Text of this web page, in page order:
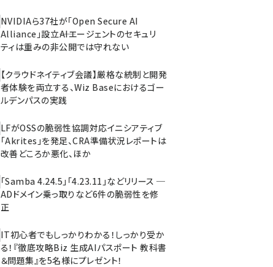
NVIDIAら37社が「Open Secure AI
Alliance」設立――AIエージェントのセキュリ
ティは重みの非公開では守れない
【クラウドネイティブ会議】厳格な統制と開発
者体験を両立する、Wiz Baseにおけるゴー
ルデンパスの実践
LFがOSSの脆弱性協調対応イニシアティブ
「Akrites」を発足、CRA準備状況レポートは
改善どころか悪化、ほか
「Samba 4.24.5」「4.23.11」などリリース ─
ADドメイン乗っ取りなど6件の脆弱性を修
正
IT初心者でもしっかりわかる！しっかり受か
る！『徹底攻略Biz 生成AIパスポート 教科書
＆問題集』を5名様にプレゼント！